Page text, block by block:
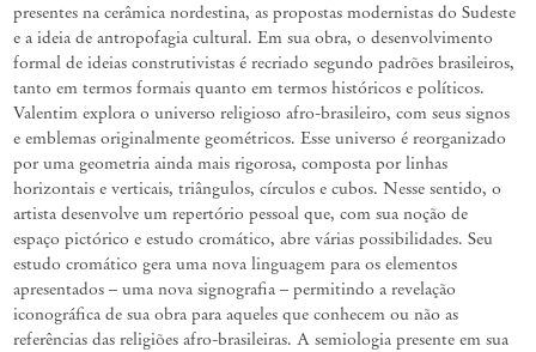
presentes na cerâmica nordestina, as propostas modernistas do Sudeste
e a ideia de antropofagia cultural. Em sua obra, o desenvolvimento
formal de ideias construtivistas é recriado segundo padrões brasileiros,
tanto em termos formais quanto em termos históricos e políticos.
Valentim explora o universo religioso afro-brasileiro, com seus signos
e emblemas originalmente geométricos. Esse universo é reorganizado
por uma geometria ainda mais rigorosa, composta por linhas
horizontais e verticais, triângulos, círculos e cubos. Nesse sentido, o
artista desenvolve um repertório pessoal que, com sua noção de
espaço pictórico e estudo cromático, abre várias possibilidades. Seu
estudo cromático gera uma nova linguagem para os elementos
apresentados – uma nova signografia – permitindo a revelação
iconográfica de sua obra para aqueles que conhecem ou não as
referências das religiões afro-brasileiras. A semiologia presente em sua